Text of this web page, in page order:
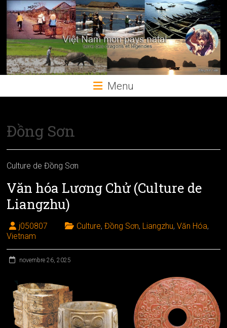
Skip
content
Menu
Đồng Sơn
Culture de Đồng Sơn
Văn hóa Lương Chử (Culture de
Liangzhu)
j050807 Culture,Đồng Sơn, Liangzhu,Văn Hóa,
Vietnam
novembre 26, 2025